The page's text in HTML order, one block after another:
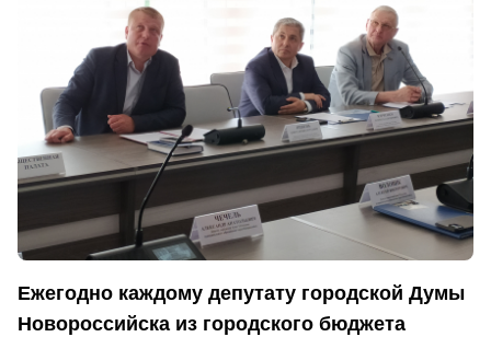
Ежегодно каждому депутату городской Думы
Новороссийска из городского бюджета